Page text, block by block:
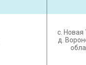
с. Новая
д.